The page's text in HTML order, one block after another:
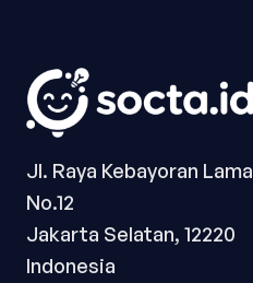
Jl. Raya Kebayoran Lama
No.12
Jakarta Selatan, 12220
Indonesia